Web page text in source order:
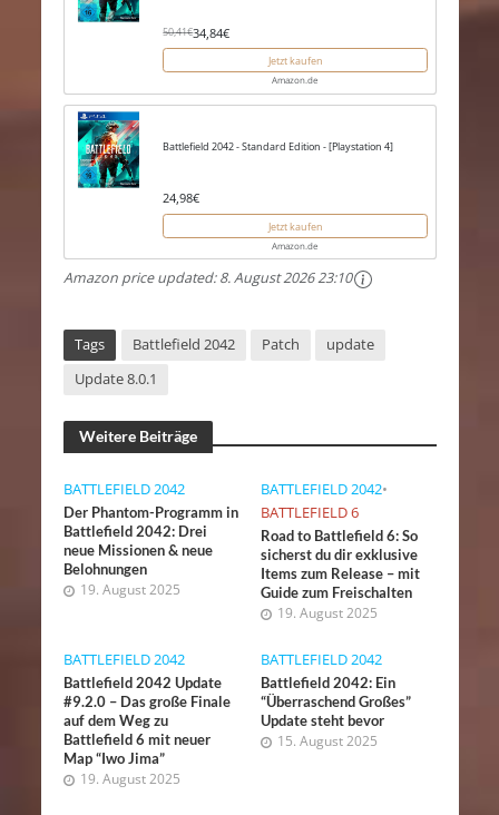
50,41€34,84€
Jetzt kaufen
Amazon.de
Battlefield 2042 - Standard Edition - [Playstation 4]
24,98€
Jetzt kaufen
Amazon.de
Amazon price updated:8. August 2026 23:10
Tags Battlefield 2042 Patch
update
Update 8.0.1
Weitere Beiträge
BATTLEFIELD 2042
Der Phantom-Programm in
Battlefield 2042: Drei
neue Missionen & neue
Belohnungen
19. August 2025
BATTLEFIELD 2042•
BATTLEFIELD 6
Road to Battlefield 6: So
sicherst du dir exklusive
Items zum Release – mit
Guide zum Freischalten
19. August 2025
BATTLEFIELD 2042
Battlefield 2042 Update
#9.2.0 – Das große Finale
auf dem Weg zu
Battlefield 6 mit neuer
Map “Iwo Jima”
19. August 2025
BATTLEFIELD 2042
Battlefield 2042: Ein
“Überraschend Großes”
Update steht bevor
15. August 2025